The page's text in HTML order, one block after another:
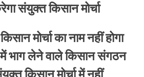
संयुक्त किसान मोर्चा
मोर्चा का नाम नहीं होगा
भाग लेने वाले किसान संगठन
किसान मोर्चा में नहीं